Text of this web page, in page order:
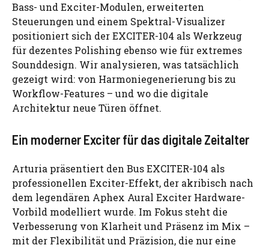
Bass- und Exciter-Modulen, erweiterten
Steuerungen und einem Spektral-Visualizer
positioniert sich der EXCITER-104 als Werkzeug
für dezentes Polishing ebenso wie für extremes
Sounddesign. Wir analysieren, was tatsächlich
gezeigt wird: von Harmoniegenerierung bis zu
Workflow-Features – und wo die digitale
Architektur neue Türen öffnet.
Ein moderner Exciter für das digitale Zeitalter
Arturia präsentiert den Bus EXCITER-104 als
professionellen Exciter-Effekt, der akribisch nach
dem legendären Aphex Aural Exciter Hardware-
Vorbild modelliert wurde. Im Fokus steht die
Verbesserung von Klarheit und Präsenz im Mix –
mit der Flexibilität und Präzision, die nur eine